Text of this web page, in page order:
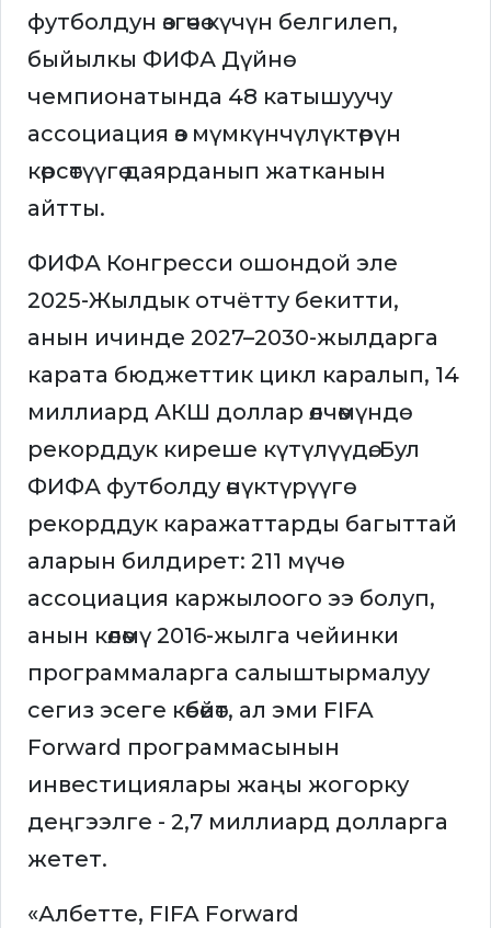
футболдун өзгөчө күчүн белгилеп,
быйылкы ФИФА Дүйнө
чемпионатында 48 катышуучу
ассоциация өз мүмкүнчүлүктөрүн
көрсөтүүгө даярданып жатканын
айтты.
ФИФА Конгресси ошондой эле
2025-Жылдык отчётту бекитти,
анын ичинде 2027–2030-жылдарга
карата бюджеттик цикл каралып, 14
миллиард АКШ доллар өлчөмүндө
рекорддук киреше күтүлүүдө. Бул
ФИФА футболду өнүктүрүүгө
рекорддук каражаттарды багыттай
аларын билдирет: 211 мүчө-
ассоциация каржылоого ээ болуп,
анын көлөмү 2016-жылга чейинки
программаларга салыштырмалуу
сегиз эсеге көбөйөт, ал эми FIFA
Forward программасынын
инвестициялары жаңы жогорку
деңгээлге - 2,7 миллиард долларга
жетет.
«Албетте, FIFA Forward